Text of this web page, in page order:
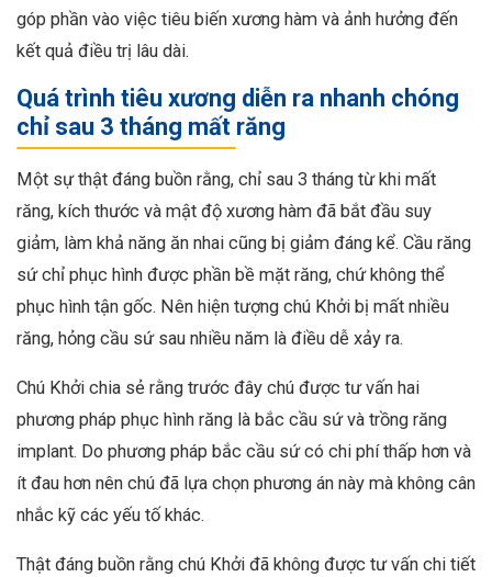
góp phần vào việc tiêu biến xương hàm và ảnh hưởng đến
kết quả điều trị lâu dài.
Quá trình tiêu xương diễn ra nhanh chóng
chỉ sau 3 tháng mất răng
Một sự thật đáng buồn rằng, chỉ sau 3 tháng từ khi mất
răng, kích thước và mật độ xương hàm đã bắt đầu suy
giảm, làm khả năng ăn nhai cũng bị giảm đáng kể. Cầu răng
sứ chỉ phục hình được phần bề mặt răng, chứ không thể
phục hình tận gốc. Nên hiện tượng chú Khởi bị mất nhiều
răng, hỏng cầu sứ sau nhiều năm là điều dễ xảy ra.
Chú Khởi chia sẻ rằng trước đây chú được tư vấn hai
phương pháp phục hình răng là bắc cầu sứ và trồng răng
implant. Do phương pháp bắc cầu sứ có chi phí thấp hơn và
ít đau hơn nên chú đã lựa chọn phương án này mà không cân
nhắc kỹ các yếu tố khác.
Thật đáng buồn rằng chú Khởi đã không được tư vấn chi tiết